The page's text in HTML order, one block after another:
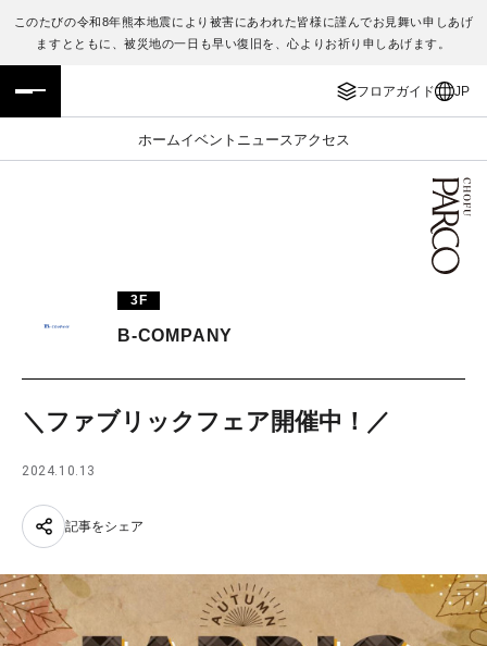
このたびの令和8年熊本地震により被害にあわれた皆様に謹んでお見舞い申しあげ
ますとともに、被災地の一日も早い復旧を、心よりお祈り申しあげます。
フロアガイド JP
ホームイベント ニュース アクセス
フロアガイド
施設案内・アクセス
TAX FREE
ENGLISH
繁体字
日本語
3F
B-COMPANY
＼ファブリックフェア開催中！／
2024.10.13
記事をシェア